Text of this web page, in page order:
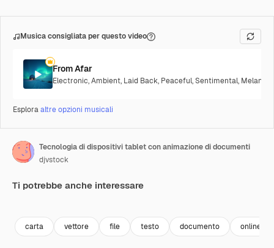
Musica consigliata per questo video
From Afar
Electronic,Ambient, Laid Back, Peaceful,Sentimental,
Esploraaltre opzioni musicali
Tecnologia di dispositivi tablet con animazione di documenti
djvstock
Ti potrebbe anche interessare
carta vettore file testo documento online